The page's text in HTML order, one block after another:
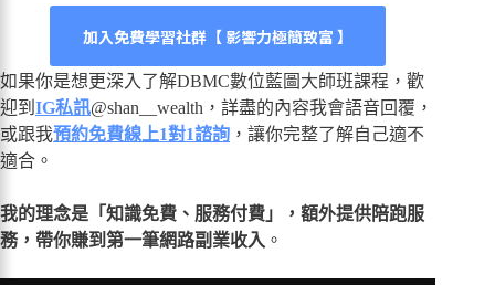
加入免費學習社群【 影響力極簡致富 】
如果你是想更深入了解DBMC數位藍圖大師班課程，歡
迎到 IG私訊@shan__wealth，詳盡的內容我會語音回覆，
或跟我預約免費線上1對1諮詢 ，讓你完整了解自己適不
適合。
我的理念是「知識免費、服務付費」，額外提供陪跑服
務，帶你賺到第一筆網路副業收入 。